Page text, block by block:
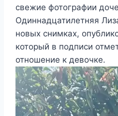
свежие фотографии
Одиннадцатилетняя
новых снимках,
который в подписи
отношение к девочке.